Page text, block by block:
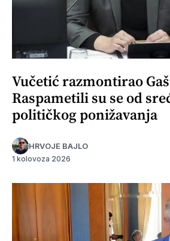
Vučetić razmontirao
Raspametili su se od
političkog ponižavanja
HRVOJE BAJLO
1 kolovoza 2026